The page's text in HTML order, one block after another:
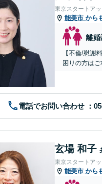
東京スタートア
能美市 から
離
【不倫/慰謝
困りの方は
電話でお問い合わせ
玄場 和子
東京スタートア
能美市 から